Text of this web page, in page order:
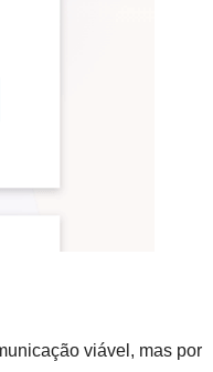
viável, mas por